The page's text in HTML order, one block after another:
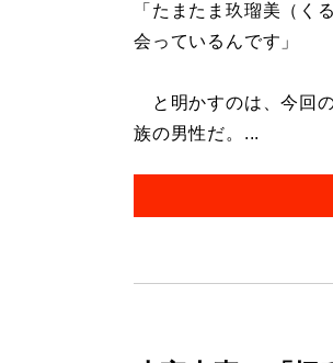
「たまたま玖瑠美（く
会っているんです」
と明かすのは、今回
族の男性だ。...